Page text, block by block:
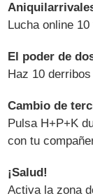
Lucha online
El poder de
Haz 10
Cambio de
Pulsa H+P+K
con tu
¡Salud!
Activa la zona